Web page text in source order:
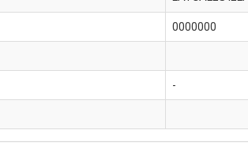
0000000
-